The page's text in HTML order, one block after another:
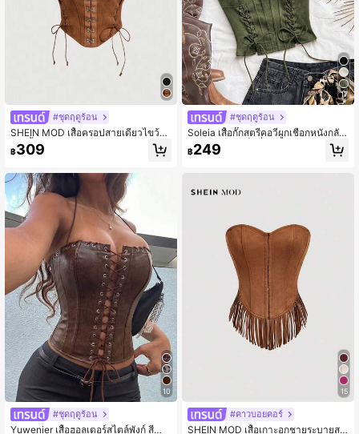
#ชุดฤดูร้อน
SHEIN MOD เสื้อครอปสายเดี่ยวไขว้ห
ลังสีน้ำตาลวินเทจสำหรับผู้หญิง,สำหรับ
ออกงาน,เสื้อครอปคอร์เซ็ต,กลับไปโรงเรี
ครอปฤดูใบไม้ร่วงยุค 90,เสื้อครอปสไต
ล์คันทรี่,เสื้อครอปเข้ารูป,ฮาโลวีน,ปาร์ตี้
สละโสด,เทศกาลเรฟ,เสื้อครอปคอร์เซ็ต
สำหรับผู้หญิง,คอนเสิร์ต
฿309
10
#ชุดฤดูร้อน
Yuwenier เสื้อฮอลเตอร์สไตล์พังก์ สีน้ำ
17
#ชุดฤดูร้อน
Soleia เสื้อกั๊กสตรีคอวีผูกเชือกหนังกลับ
ดีไซน์ใหม่สุดเซ็กซี่ เหมาะสำหรับวันหยุ
ด, ออกเดท, จิบชายามบ่าย, พักผ่อน, เท
฿249
15
#คาวบอยคอร์
SHEIN MOD เสื้อเกาะอกชายระบายสไ